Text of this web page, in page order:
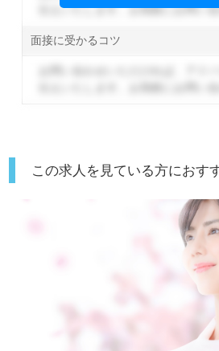
伝えいたします。お気軽にお問い
面接に受かるコツ
この求人を見ている方におす